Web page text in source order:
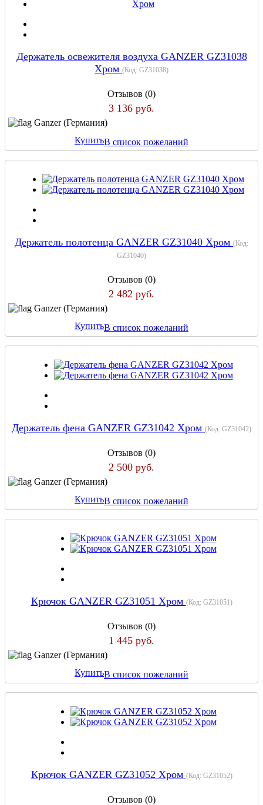
Держатель освежителя воздуха GANZER GZ31038
Хром (Код: GZ31038)
Отзывов (0)
3 136 руб.
Ganzer (Германия)
КупитьВ список пожеланий
Держатель полотенца GANZER GZ31040 Хром (Код:
GZ31040)
Отзывов (0)
2 482 руб.
Ganzer (Германия)
КупитьВ список пожеланий
Держатель фена GANZER GZ31042 Хром (Код: GZ31042)
Отзывов (0)
2 500 руб.
Ganzer (Германия)
КупитьВ список пожеланий
Крючок GANZER GZ31051 Хром (Код: GZ31051)
Отзывов (0)
1 445 руб.
Ganzer (Германия)
КупитьВ список пожеланий
Крючок GANZER GZ31052 Хром (Код: GZ31052)
Отзывов (0)